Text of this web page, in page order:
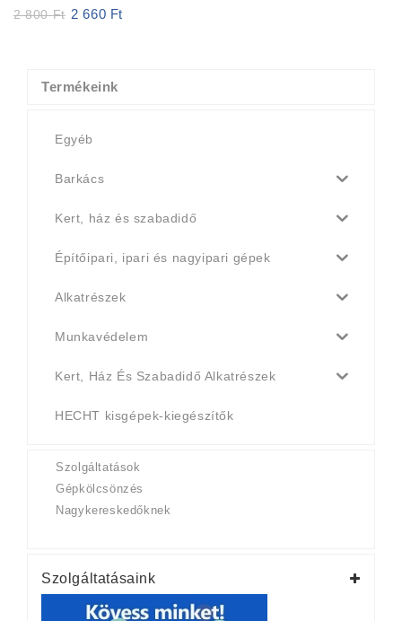
2 800Ft Original
2 660 Ft
Termékeink
Egyéb
Barkács
Kert, ház és szabadidő
Építőipari, ipari és nagyipari gépek
Alkatrészek
Munkavédelem
Kert, Ház És Szabadidő Alkatrészek
HECHT kisgépek-kiegészítők
Szolgáltatások
Gépkölcsönzés
Nagykereskedőknek
Szolgáltatásaink